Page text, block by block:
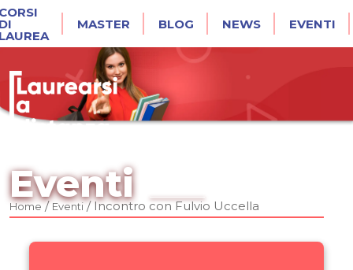
MASTER BLOG NEWS EVENTI
Eventi
Home/Eventi/Incontro con Fulvio Uccella